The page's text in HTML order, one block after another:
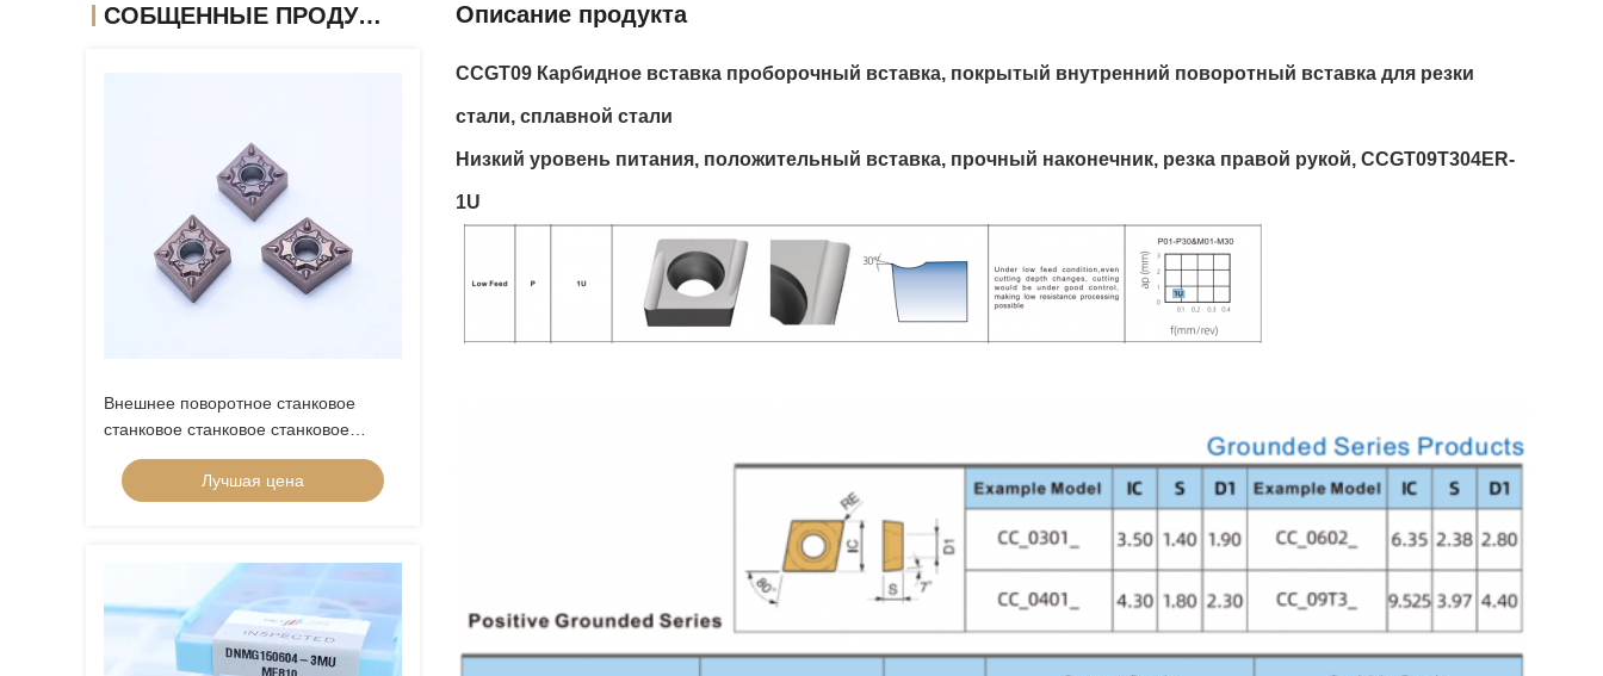
СОБЩЕННЫЕ ПРОДУКТЫ
Внешнее поворотное станковое
станковое станковое станковое
станковое станковое станковое
станковое станковое станковое
станковое станковое станковое
станковое станковое станковое
станковое станковое станковое
станковое оборудование
Лучшая цена
Описание продукта
CCGT09 Карбидное вставка проборочный вставка, покрытый внутренний поворотный вставка для резки
стали, сплавной стали
Низкий уровень питания, положительный вставка, прочный наконечник, резка правой рукой, CCGT09T304ER-
1U